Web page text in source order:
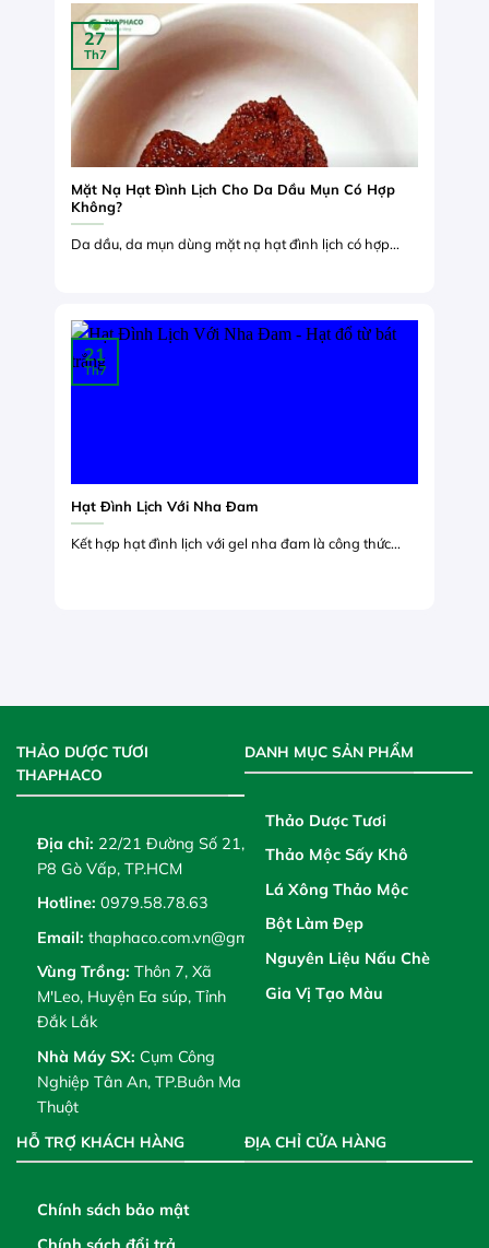
Mặt Nạ Hạt Đình Lịch Cho Da Dầu Mụn Có Hợp
Không?
Da dầu, da mụn dùng mặt nạ hạt đình lịch có hợp...
27
Th7
Hạt Đình Lịch Với Nha Đam
Kết hợp hạt đình lịch với gel nha đam là công thức...
21
Th7
THẢO DƯỢC TƯƠI
THAPHACO
Địa chỉ: 22/21 Đường Số 21,
P8 Gò Vấp, TP.HCM
Hotline: 0979.58.78.63
Email: thaphaco.com.vn@gmail.com
Vùng Trồng: Thôn 7, Xã
M'Leo, Huyện Ea súp, Tỉnh
Đắk Lắk
Nhà Máy SX: Cụm Công
Nghiệp Tân An, TP.Buôn Ma
Thuột
DANH MỤC SẢN PHẨM
Thảo Dược Tươi
Thảo Mộc Sấy Khô
Lá Xông Thảo Mộc
Bột Làm Đẹp
Nguyên Liệu Nấu Chè
Gia Vị Tạo Màu
HỖ TRỢ KHÁCH HÀNG
Chính sách bảo mật
ĐỊA CHỈ CỬA HÀNG